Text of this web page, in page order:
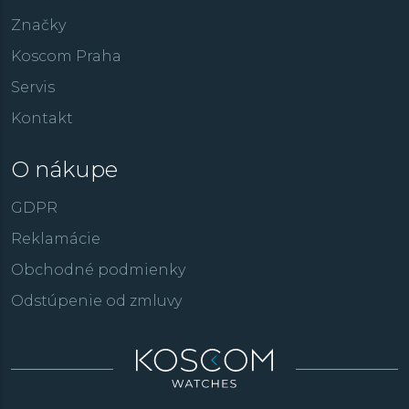
Značky
Koscom Praha
Servis
Kontakt
O nákupe
GDPR
Reklamácie
Obchodné podmienky
Odstúpenie od zmluvy